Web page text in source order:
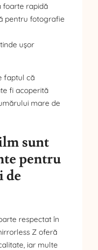
foarte rapidă
pentru fotografie
ușor
faptul că
fi acoperită
mare de
sunt
pentru
de
respectat în
Z oferă
iar multe